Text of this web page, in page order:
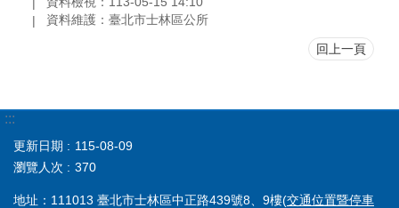
資料維護：臺北市士林區公所
回上一頁
:::
更新日期
115-08-09
瀏覽人次
370
地址：111013 臺北市士林區中正路439號8、9樓(交通位置暨停車